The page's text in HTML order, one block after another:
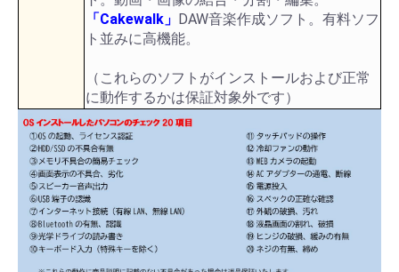
「Cakewalk」 DAW音楽作成ソフト。有料ソフ
ト並みに高機能。
（これらのソフトがインストールおよび正常
に動作するかは保証対象外です）